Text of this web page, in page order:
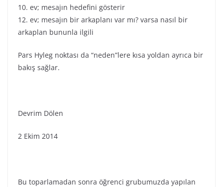
10. ev; mesajın hedefini gösterir
12. ev; mesajın bir arkaplanı var mı? varsa nasıl bir
arkaplan bununla ilgili
Pars Hyleg noktası da “neden”lere kısa yoldan ayrıca bir
bakış sağlar.
Devrim Dölen
2 Ekim 2014
Bu toparlamadan sonra öğrenci grubumuzda yapılan